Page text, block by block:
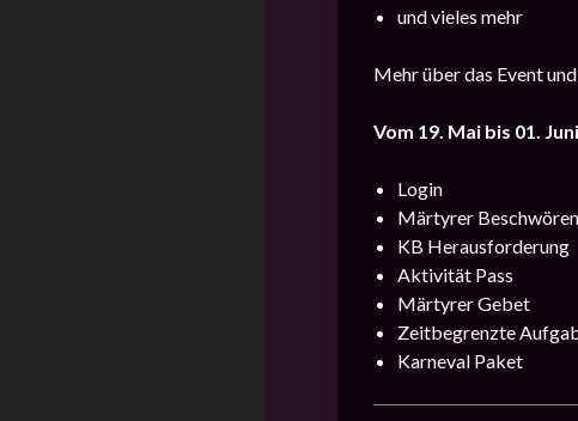
und vieles mehr
Mehr über das Event
Vom 19. Mai bis 01. Juni
Login
Märtyrer Beschwören
KB Herausforderung
Aktivität Pass
Märtyrer Gebet
Zeitbegrenzte
Karneval Paket